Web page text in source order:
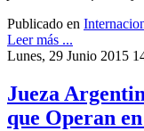
Publicado en
Leer más ...
Lunes, 29 Junio 2015
Jueza
que Operan